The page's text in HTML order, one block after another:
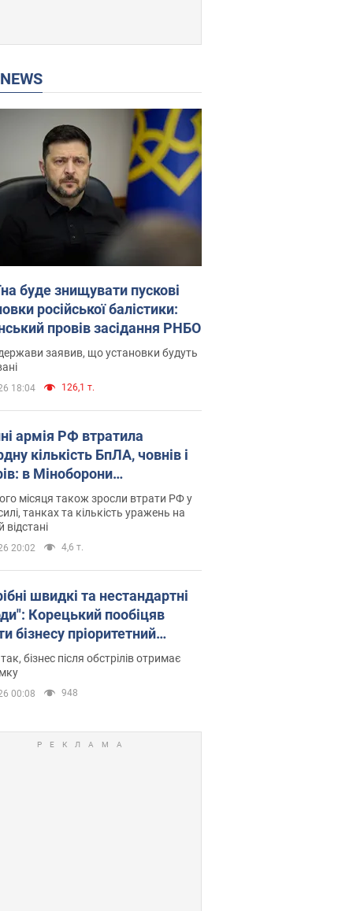
NEWS
буде знищувати пускові
російської балістики:
провів засідання РНБО
заявив, що установки будуть
18:04 126,1 т.
армія РФ втратила
кількість БпЛА, човнів і
в Міноборони
статистику
місяця також зросли втрати РФ у
танках та кількість уражень на
відстані
20:02 4,6 т.
швидкі та нестандартні
Корецький пообіцяв
бізнесу пріоритетний
до наявних складських
бізнес після обстрілів отримає
00:08 948